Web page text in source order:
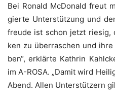
Bei Ronald McDo­nald freut
gier­te Unter­stüt­zung und
freu­de ist schon jetzt
ken zu über­ra­schen und
ben“, erklär­te Kath­rin
im A-ROSA. „Damit wird
Abend. Allen Unter­stüt­zern